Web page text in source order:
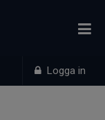
Logga in